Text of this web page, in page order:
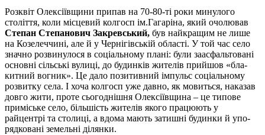
Розквіт Олексіївщини припав на 70-80-ті роки минулого
століття, коли міс­це­вий колгосп ім.Гагаріна, який очолював
Степан Степанович Закревський, був найкращим не лише
на Ко­зе­леч­чині, але й у Чернігівській області. У той час село
знач­но роз­ви­ну­лося в соціальному плані: були за­асфальтовані
основні сільські вулиці, до будинків жи­те­лів прийшов «бла­
китний вог­ник». Це дало позитивний імпульс со­ці­альному
розвитку села. І хо­ча колгосп уже давно, як мовиться, наказав
довго жи­ти, проте сьогоднішня Олексіївщина – це ти­по­ве
приміське се­ло, більшість жителів якого працюють у
райцентрі та столиці, а вдома мають затишні бу­­дин­ки й упо­
ряд­ко­ва­ні земельні ділянки.